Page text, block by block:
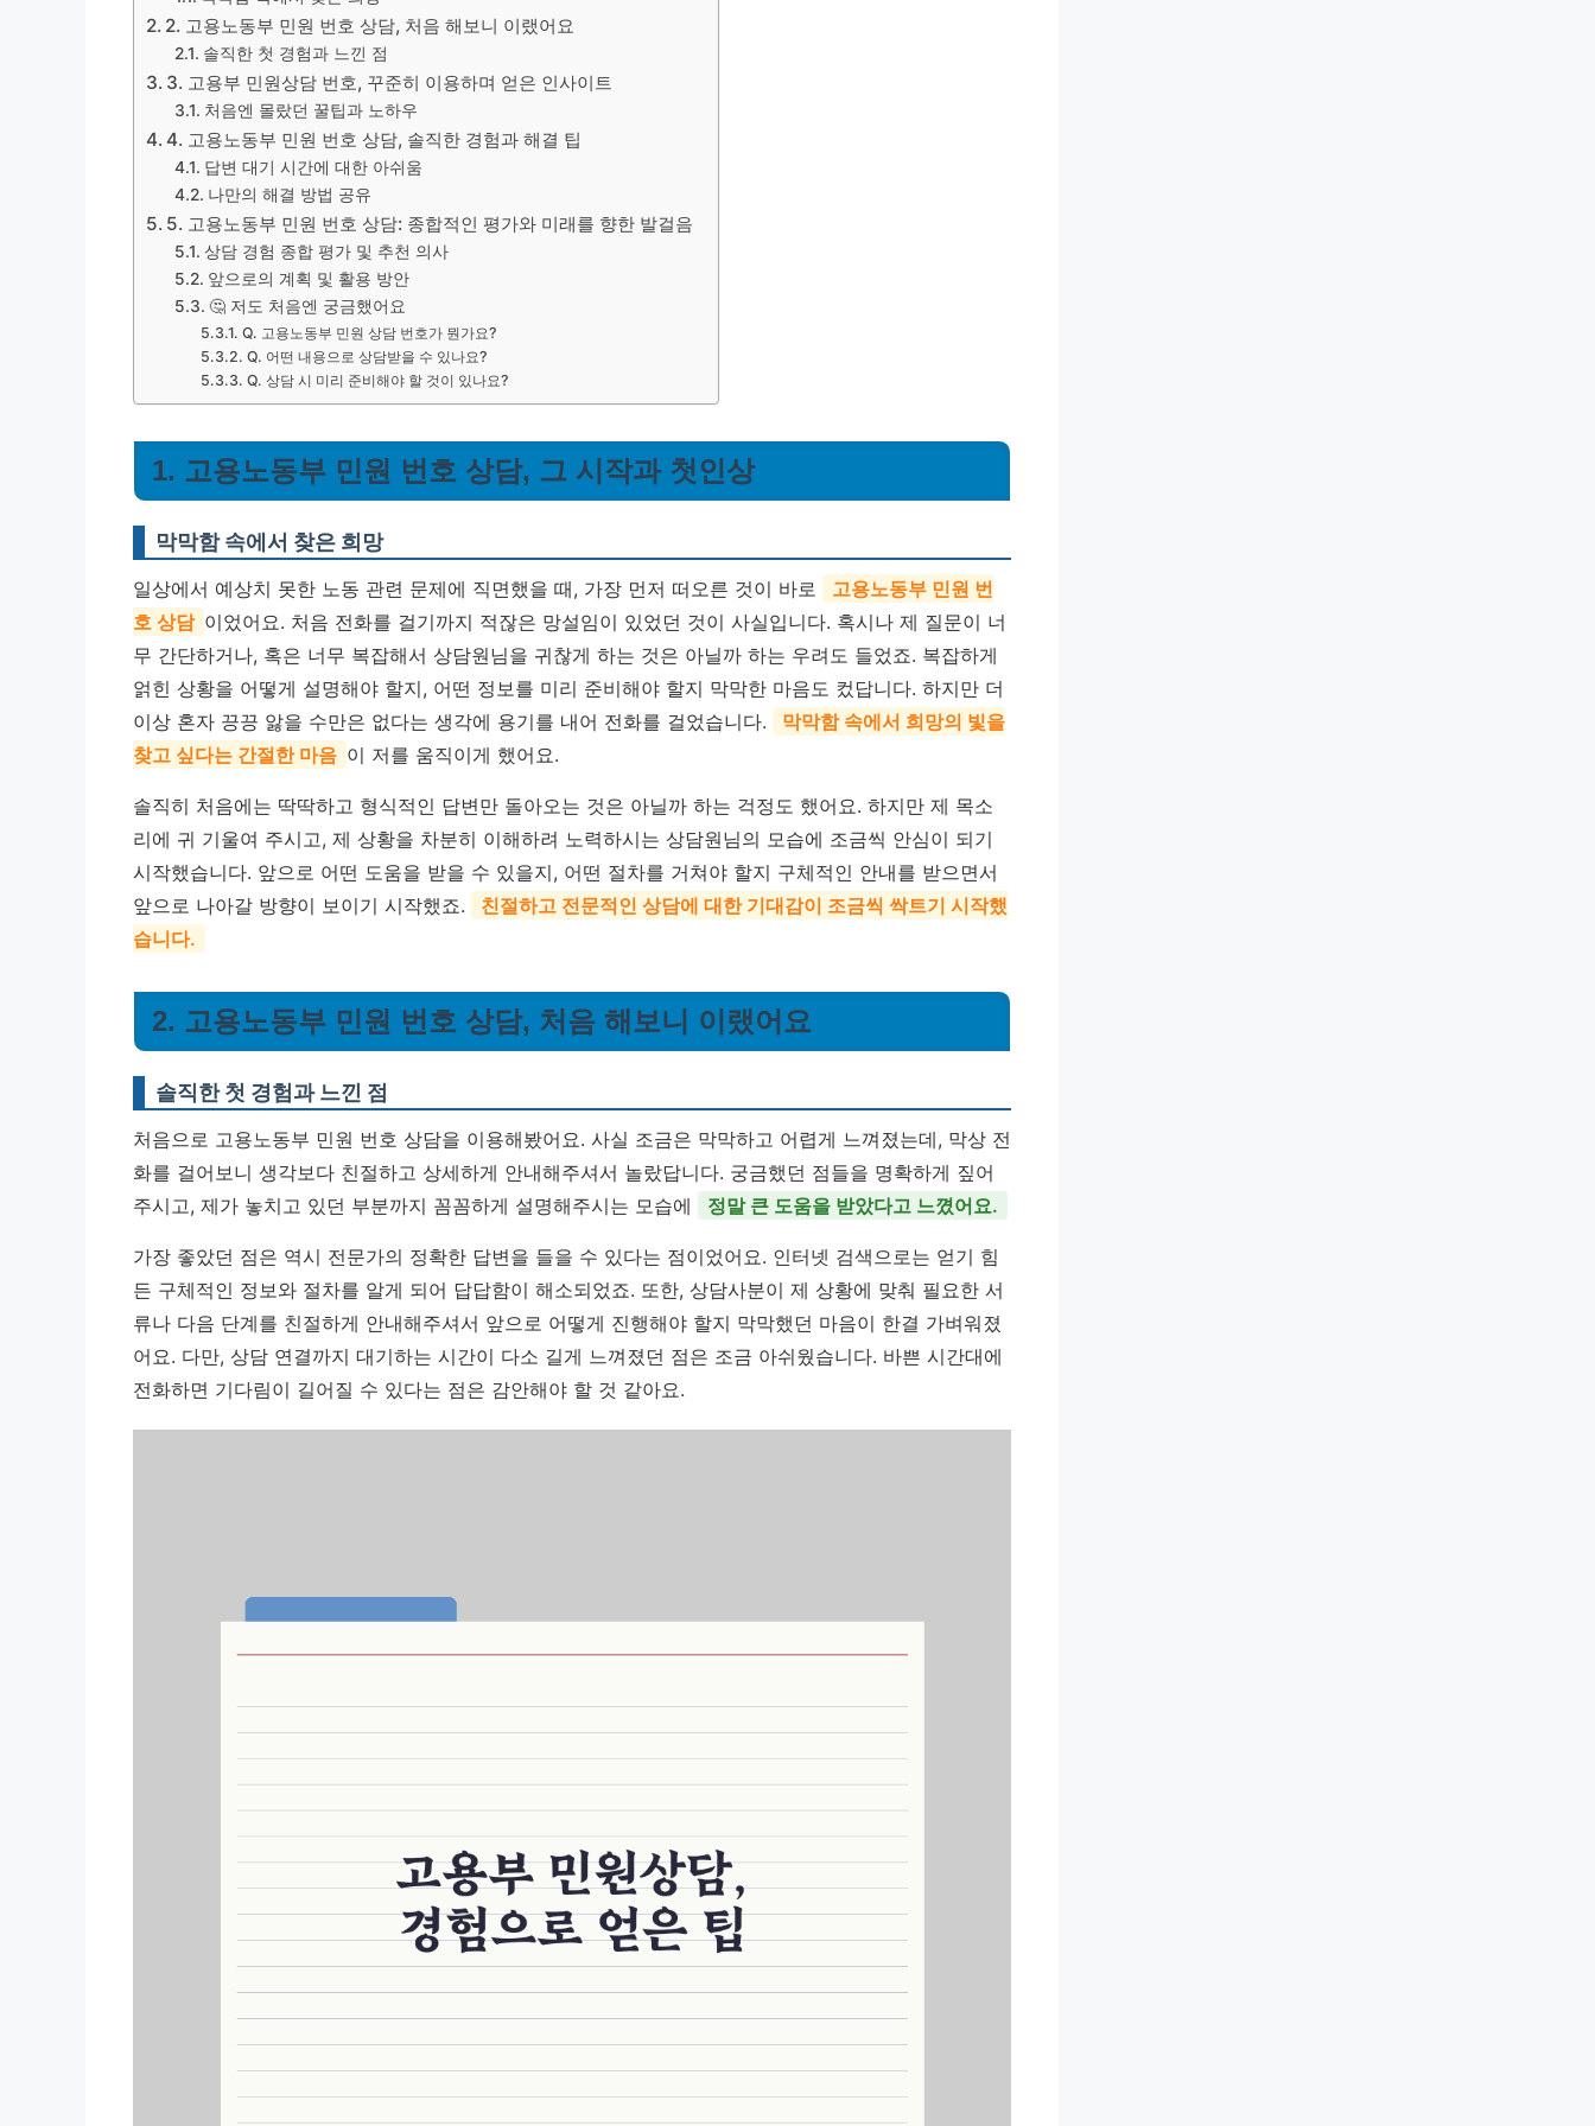
2. 고용노동부 민원 번호 상담, 처음 해보니 이랬어요
솔직한 첫 경험과 느낀 점
3. 고용부 민원상담 번호, 꾸준히 이용하며 얻은 인사이트
처음엔 몰랐던 꿀팁과 노하우
4. 고용노동부 민원 번호 상담, 솔직한 경험과 해결 팁
답변 대기 시간에 대한 아쉬움
나만의 해결 방법 공유
5. 고용노동부 민원 번호 상담: 종합적인 평가와 미래를 향한 발걸음
상담 경험 종합 평가 및 추천 의사
앞으로의 계획 및 활용 방안
🤔 저도 처음엔 궁금했어요
Q. 고용노동부 민원 상담 번호가 뭔가요?
Q. 어떤 내용으로 상담받을 수 있나요?
Q. 상담 시 미리 준비해야 할 것이 있나요?
1. 고용노동부 민원 번호 상담, 그 시작과 첫인상
막막함 속에서 찾은 희망
일상에서 예상치 못한 노동 관련 문제에 직면했을 때, 가장 먼저 떠오른 것이 바로
고용노동부 민원 번
호 상담 이었어요. 처음 전화를 걸기까지 적잖은 망설임이 있었던 것이 사실입니다. 혹시나 제 질문이 너
무 간단하거나, 혹은 너무 복잡해서 상담원님을 귀찮게 하는 것은 아닐까 하는 우려도 들었죠. 복잡하게
얽힌 상황을 어떻게 설명해야 할지, 어떤 정보를 미리 준비해야 할지 막막한 마음도 컸답니다. 하지만 더
이상 혼자 끙끙 앓을 수만은 없다는 생각에 용기를 내어 전화를 걸었습니다.
막막함 속에서 희망의 빛을
찾고 싶다는 간절한 마음 이 저를 움직이게 했어요.
솔직히 처음에는 딱딱하고 형식적인 답변만 돌아오는 것은 아닐까 하는 걱정도 했어요. 하지만 제 목소
리에 귀 기울여 주시고, 제 상황을 차분히 이해하려 노력하시는 상담원님의 모습에 조금씩 안심이 되기
시작했습니다. 앞으로 어떤 도움을 받을 수 있을지, 어떤 절차를 거쳐야 할지 구체적인 안내를 받으면서
앞으로 나아갈 방향이 보이기 시작했죠.
친절하고 전문적인 상담에 대한 기대감이 조금씩 싹트기 시작했
습니다.
2. 고용노동부 민원 번호 상담, 처음 해보니 이랬어요
솔직한 첫 경험과 느낀 점
처음으로 고용노동부 민원 번호 상담을 이용해봤어요. 사실 조금은 막막하고 어렵게 느껴졌는데, 막상 전
화를 걸어보니 생각보다 친절하고 상세하게 안내해주셔서 놀랐답니다. 궁금했던 점들을 명확하게 짚어
주시고, 제가 놓치고 있던 부분까지 꼼꼼하게 설명해주시는 모습에
정말 큰 도움을 받았다고 느꼈어요.
가장 좋았던 점은 역시 전문가의 정확한 답변을 들을 수 있다는 점이었어요. 인터넷 검색으로는 얻기 힘
든 구체적인 정보와 절차를 알게 되어 답답함이 해소되었죠. 또한, 상담사분이 제 상황에 맞춰 필요한 서
류나 다음 단계를 친절하게 안내해주셔서 앞으로 어떻게 진행해야 할지 막막했던 마음이 한결 가벼워졌
어요. 다만, 상담 연결까지 대기하는 시간이 다소 길게 느껴졌던 점은 조금 아쉬웠습니다. 바쁜 시간대에
전화하면 기다림이 길어질 수 있다는 점은 감안해야 할 것 같아요.